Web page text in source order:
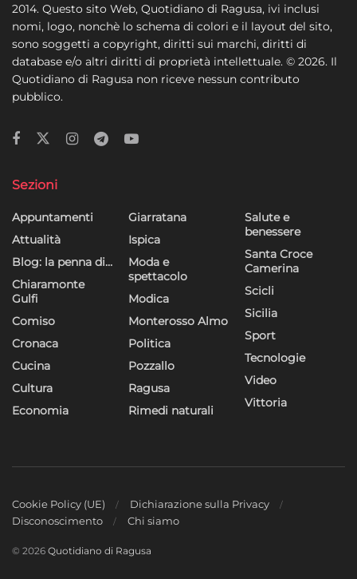
2014. Questo sito Web, Quotidiano di Ragusa, ivi inclusi
nomi, logo, nonchè lo schema di colori e il layout del sito,
sono soggetti a copyright, diritti sui marchi, diritti di
database e/o altri diritti di proprietà intellettuale. © 2026. Il
Quotidiano di Ragusa non riceve nessun contributo
pubblico.
Sezioni
Appuntamenti
Attualità
Blog: la penna di…
Chiaramonte
Gulfi
Comiso
Cronaca
Cucina
Cultura
Economia
Giarratana
Ispica
Moda e
spettacolo
Modica
Monterosso Almo
Politica
Pozzallo
Ragusa
Rimedi naturali
Salute e
benessere
Santa Croce
Camerina
Scicli
Sicilia
Sport
Tecnologie
Video
Vittoria
Cookie Policy (UE)
Dichiarazione sulla Privacy
Disconoscimento
Chi siamo
© 2026 Quotidiano di Ragusa